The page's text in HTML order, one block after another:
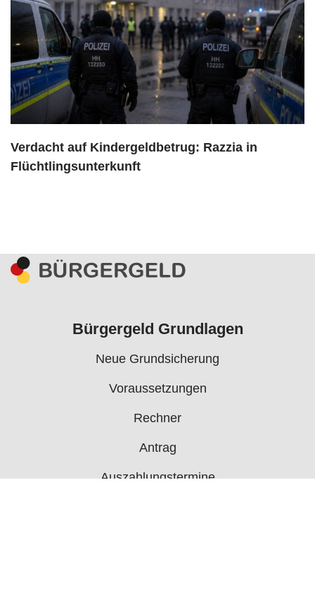
Verdacht auf Kindergeldbetrug: Razzia in
Flüchtlingsunterkunft
Bürgergeld Grundlagen
Neue Grundsicherung
Voraussetzungen
Rechner
Antrag
Auszahlungstermine